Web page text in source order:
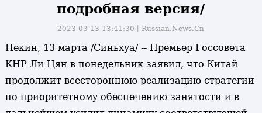
подробная версия/
2023-03-13 13:41:30丨Russian.News.Cn
Пекин, 13 марта /Синьхуа/ -- Премьер Госсовета
КНР Ли Цян в понедельник заявил, что Китай
продолжит всестороннюю реализацию стратегии
по приоритетному обеспечению занятости и в